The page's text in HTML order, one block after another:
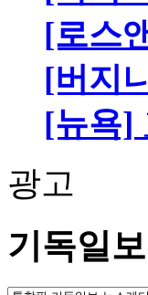
[로스
[버지
[뉴욕]
광고
기독일